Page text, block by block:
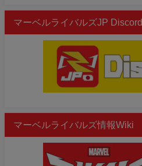
マーベルライバルズJP Discord
マーベルライバルズ情報Wiki